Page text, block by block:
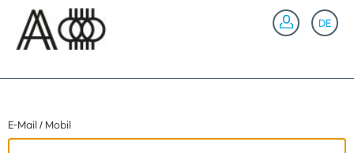
DE
E-Mail / Mobil